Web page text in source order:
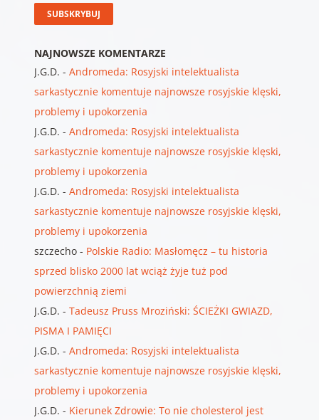
NAJNOWSZE KOMENTARZE
J.G.D. - Andromeda: Rosyjski intelektualista
sarkastycznie komentuje najnowsze rosyjskie klęski,
problemy i upokorzenia
J.G.D. - Andromeda: Rosyjski intelektualista
sarkastycznie komentuje najnowsze rosyjskie klęski,
problemy i upokorzenia
J.G.D. - Andromeda: Rosyjski intelektualista
sarkastycznie komentuje najnowsze rosyjskie klęski,
problemy i upokorzenia
szczecho- Polskie Radio: Masłomęcz – tu historia
sprzed blisko 2000 lat wciąż żyje tuż pod
powierzchnią ziemi
J.G.D. - Tadeusz Pruss Mroziński: ŚCIEŻKI GWIAZD,
PISMA I PAMIĘCI
J.G.D. - Andromeda: Rosyjski intelektualista
sarkastycznie komentuje najnowsze rosyjskie klęski,
problemy i upokorzenia
J.G.D. - Kierunek Zdrowie: To nie cholesterol jest